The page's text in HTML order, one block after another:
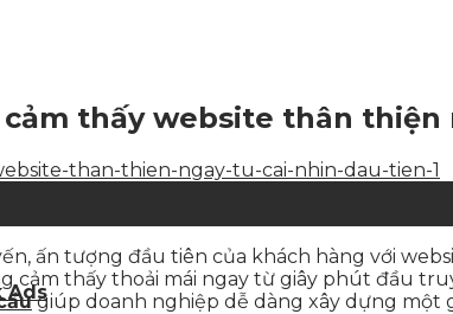
Ads
thấy website thân
ấn tượng đầu tiên của khách hàng với
cảm thấy thoải mái ngay từ giây phút đầu
giúp doanh nghiệp dễ dàng xây dựng một